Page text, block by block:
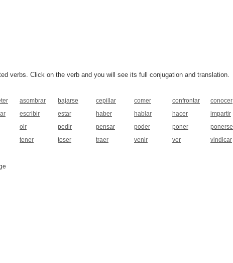
verbs. Click on the verb and you will see its full conjugation and translation.
asombrar bajarse cepillar comer confrontar conocer
escribir estar haber hablar hacer impartir
oir pedir pensar poder poner ponerse
tener toser traer venir ver vindicar